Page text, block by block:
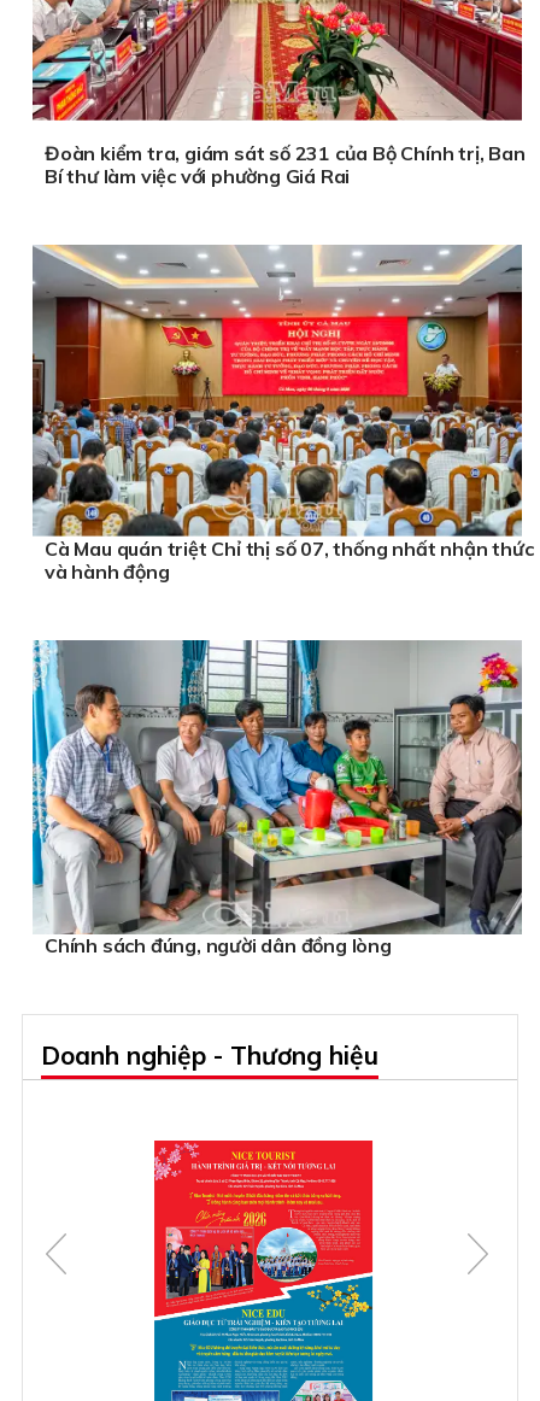
Đoàn kiểm tra, giám sát số 231 của Bộ Chính trị, Ban
Bí thư làm việc với phường Giá Rai
Cà Mau quán triệt Chỉ thị số 07, thống nhất nhận thức
và hành động
Chính sách đúng, người dân đồng lòng
Doanh nghiệp - Thương hiệu